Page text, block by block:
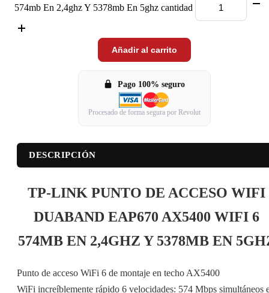
574mb En 2,4ghz Y 5378mb En 5ghz cantidad
Añadir al carrito
Pago 100% seguro
Procesado de forma segura por Revolut
DESCRIPCIÓN
TP-LINK PUNTO DE ACCESO WIFI
DUABAND EAP670 AX5400 WIFI 6
574MB EN 2,4GHZ Y 5378MB EN
Punto de acceso WiFi 6 de montaje en techo AX5400
WiFi increíblemente rápido 6 velocidades: 574 Mbps simultáneos